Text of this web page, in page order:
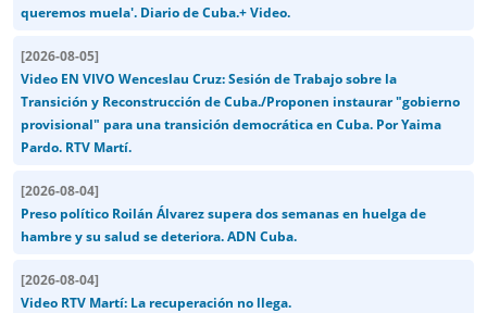
queremos muela'. Diario de Cuba.+ Video.
[2026-08-05]
Video EN VIVO Wenceslau Cruz: Sesión de Trabajo sobre la
Transición y Reconstrucción de Cuba./Proponen instaurar "gobierno
provisional" para una transición democrática en Cuba. Por Yaima
Pardo. RTV Martí.
[2026-08-04]
Preso político Roilán Álvarez supera dos semanas en huelga de
hambre y su salud se deteriora. ADN Cuba.
[2026-08-04]
Video RTV Martí: La recuperación no llega.